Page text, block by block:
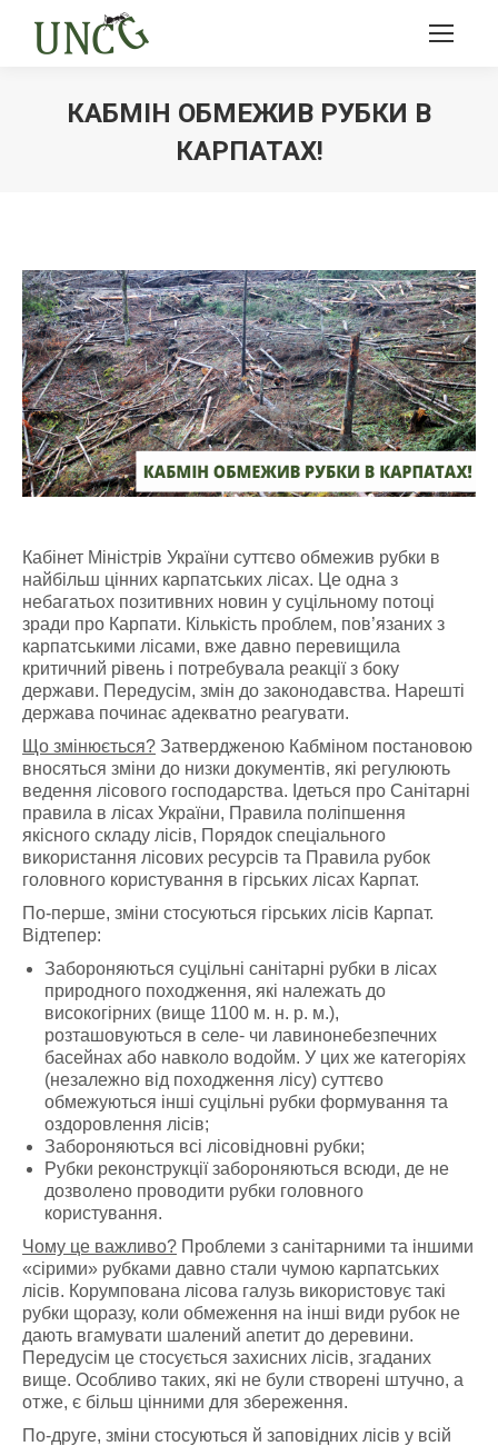
КАБМІН ОБМЕЖИВ РУБКИ В
КАРПАТАХ!
Кабінет Міністрів України суттєво обмежив рубки в
найбільш цінних карпатських лісах. Це одна з
небагатьох позитивних новин у суцільному потоці
зради про Карпати. Кількість проблем, пов’язаних з
карпатськими лісами, вже давно перевищила
критичний рівень і потребувала реакції з боку
держави. Передусім, змін до законодавства. Нарешті
держава починає адекватно реагувати.
Що змінюється? Затвердженою Кабміном постановою
вносяться зміни до низки документів, які регулюють
ведення лісового господарства. Ідеться про Санітарні
правила в лісах України, Правила поліпшення
якісного складу лісів, Порядок спеціального
використання лісових ресурсів та Правила рубок
головного користування в гірських лісах Карпат.
По-перше, зміни стосуються гірських лісів Карпат.
Відтепер:
Забороняються суцільні санітарні рубки в лісах
природного походження, які належать до
високогірних (вище 1100 м. н. р. м.),
розташовуються в селе- чи лавинонебезпечних
басейнах або навколо водойм. У цих же категоріях
(незалежно від походження лісу) суттєво
обмежуються інші суцільні рубки формування та
оздоровлення лісів;
Забороняються всі лісовідновні рубки;
Рубки реконструкції забороняються всюди, де не
дозволено проводити рубки головного
користування.
Чому це важливо? Проблеми з санітарними та іншими
«сірими» рубками давно стали чумою карпатських
лісів. Корумпована лісова галузь використовує такі
рубки щоразу, коли обмеження на інші види рубок не
дають вгамувати шалений апетит до деревини.
Передусім це стосується захисних лісів, згаданих
вище. Особливо таких, які не були створені штучно, а
отже, є більш цінними для збереження.
По-друге, зміни стосуються й заповідних лісів у всій